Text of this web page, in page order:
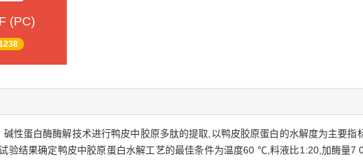
(PC)
性蛋白酶酶解技术进行鸭皮中胶原多肽的提取,以鸭皮胶原蛋白的水解度为主要
验结果确定鸭皮中胶原蛋白水解工艺的最佳条件为温度60 ℃,料液比1:20,加酶量7